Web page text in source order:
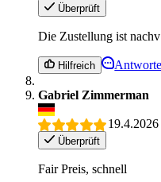
Überprüft
Die Zustellung ist
Hilfreich
Gabriel Zimmerman
19.4.2026
Überprüft
Fair Preis, schnell